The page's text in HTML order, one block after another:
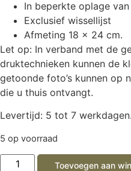
In beperkte oplage van
Exclusief wissellijst
Afmeting 18 x 24 cm.
Let op: In verband met de
druktechnieken kunnen de
getoonde foto’s kunnen op
die u thuis ontvangt.
Levertijd: 5 tot 7 werkdagen.
5 op voorraad
Toevoegen aan